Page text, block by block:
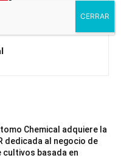
Chemical adquiere la
dedicada al negocio de
basada en